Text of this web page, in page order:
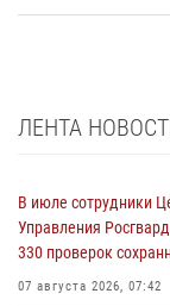
ЛЕНТА
В июле сотрудники
Управления
330 проверок
07 августа 2026, 07:42